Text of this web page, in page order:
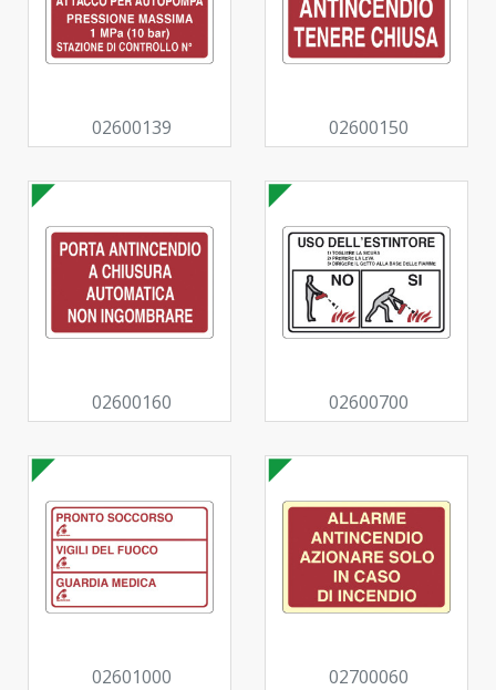
02600139 02600150
02600160 02600700
02601000 02700060